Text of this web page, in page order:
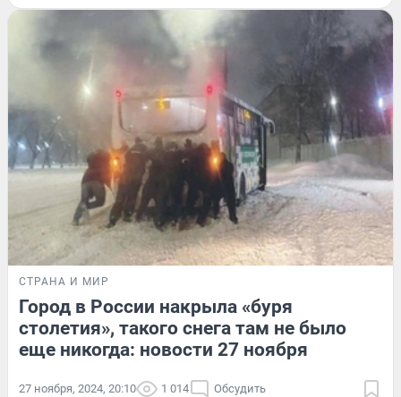
СТРАНА И МИР
Город в России накрыла «буря
столетия», такого снега там не было
еще никогда: новости 27 ноября
27 ноября, 2024, 20:10 1 014 Обсудить